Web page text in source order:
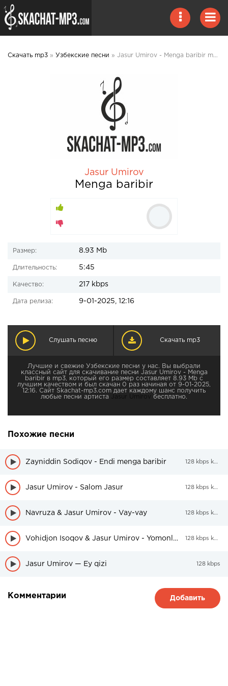
Скачать mp3 » Узбекские песни » Jasur Umirov - Menga baribir mp3 скачать
Jasur Umirov
Menga baribir
Размер: 8.93 Mb
Длительность: 5:45
Качество: 217 kbps
Дата релиза: 9-01-2025, 12:16
Слушать песню Скачать mp3
Лучшие и свежие Узбекские песни у нас. Вы выбрали
классный сайт для скачивание песни Jasur Umirov - Menga
baribir в mp3, который его размер составляет 8.93 Mb с
лучшим качеством и был скачан 0 раз начиная от 9-01-2025,
12:16. Сайт Skachat-mp3.com дает каждому шанс получить
любые песни артиста
Jasur Umirov бесплатно.
Похожие песни
Zayniddin Sodiqov - Endi menga baribir 128 kbps kbps
Jasur Umirov - Salom Jasur 128 kbps kbps
Navruza & Jasur Umirov - Vay-vay 128 kbps kbps
Vohidjon Isoqov & Jasur Umirov - Yomonlama 128 kbps kbps
Jasur Umirov — Ey qizi 128 kbps
Комментарии Добавить